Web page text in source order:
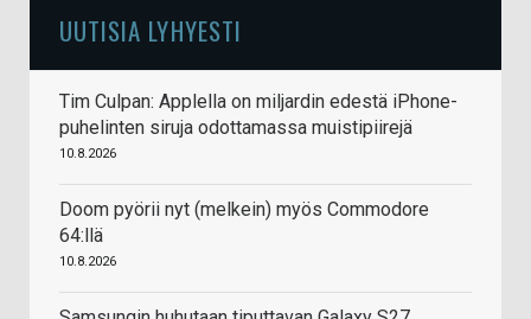
UUTISIA LYHYESTI
Tim Culpan: Applella on miljardin edestä iPhone-
puhelinten siruja odottamassa muistipiirejä
10.8.2026
Doom pyörii nyt (melkein) myös Commodore
64:llä
10.8.2026